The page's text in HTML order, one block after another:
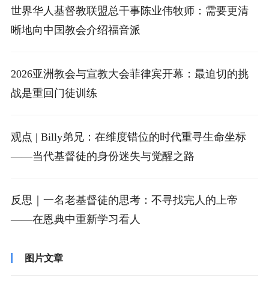
世界华人基督教联盟总干事陈业伟牧师：需要更清
晰地向中国教会介绍福音派
2026亚洲教会与宣教大会菲律宾开幕：最迫切的挑
战是重回门徒训练
观点 | Billy弟兄：在维度错位的时代重寻生命坐标
——当代基督徒的身份迷失与觉醒之路
反思｜一名老基督徒的思考：不寻找完人的上帝
——在恩典中重新学习看人
图片文章